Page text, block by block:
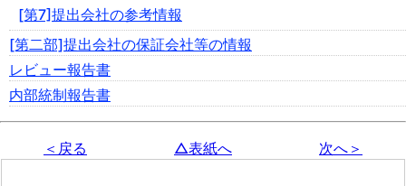
[第7]提出会社の参考情報
[第二部]提出会社の保証会社等の情報
レビュー報告書
内部統制報告書
＜戻る △表紙へ 次へ＞